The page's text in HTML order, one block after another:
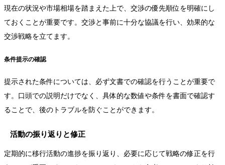
現在の状況や市場相場を踏まえた上で、交渉の優先順位を明確にし
ておくことが重要です。交渉と事前に十分な協議を行い、効果的な
交渉戦略を立てます。
条件提示の確認
提示された条件については、必ず文書での確認を行うことが重要で
す。口頭での説明だけでなく、具体的な数値や条件を書面で確認す
ることで、後のトラブルを防ぐことができます。
活動の振り返りと修正
定期的に移行活動の進捗を振り返り、必要に応じて戦略の修正を行